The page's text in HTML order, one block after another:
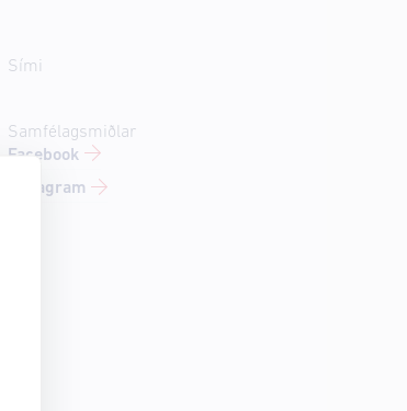
Sími
Samfélagsmiðlar
Facebook
Instagram